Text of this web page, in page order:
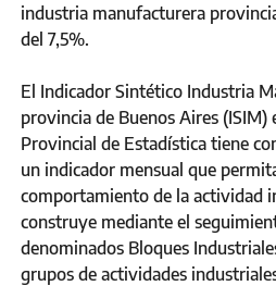
industria manufacturera
del 7,5%.
El Indicador Sintético Industria
provincia de Buenos Aires
Provincial de Estadística tiene
un indicador mensual que
comportamiento de la actividad
construye mediante el
denominados Bloques
grupos de actividades